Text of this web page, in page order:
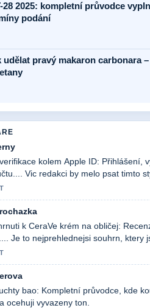
28 2025: kompletní průvodce
podání
udělat pravý makaron carbonara
kolem Apple ID: Přihlášení,
Vic redakci by melo psat timto
k CeraVe krém na obličej:
Je to nejprehlednejsi souhrn, ktery
bao: Kompletní průvodce, kde
ocehuji vyvazeny ton.